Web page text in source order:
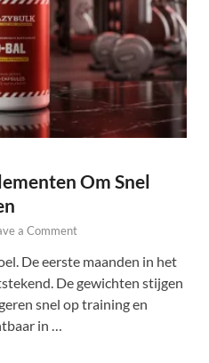
Om Snel
a Comment
De eerste maanden in het
De gewichten stijgen
snel op training en
in …